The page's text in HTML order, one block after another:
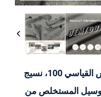
معتمد وفق معيار أوكيو-تكس القياسي 100، نسيج
المستخلص من